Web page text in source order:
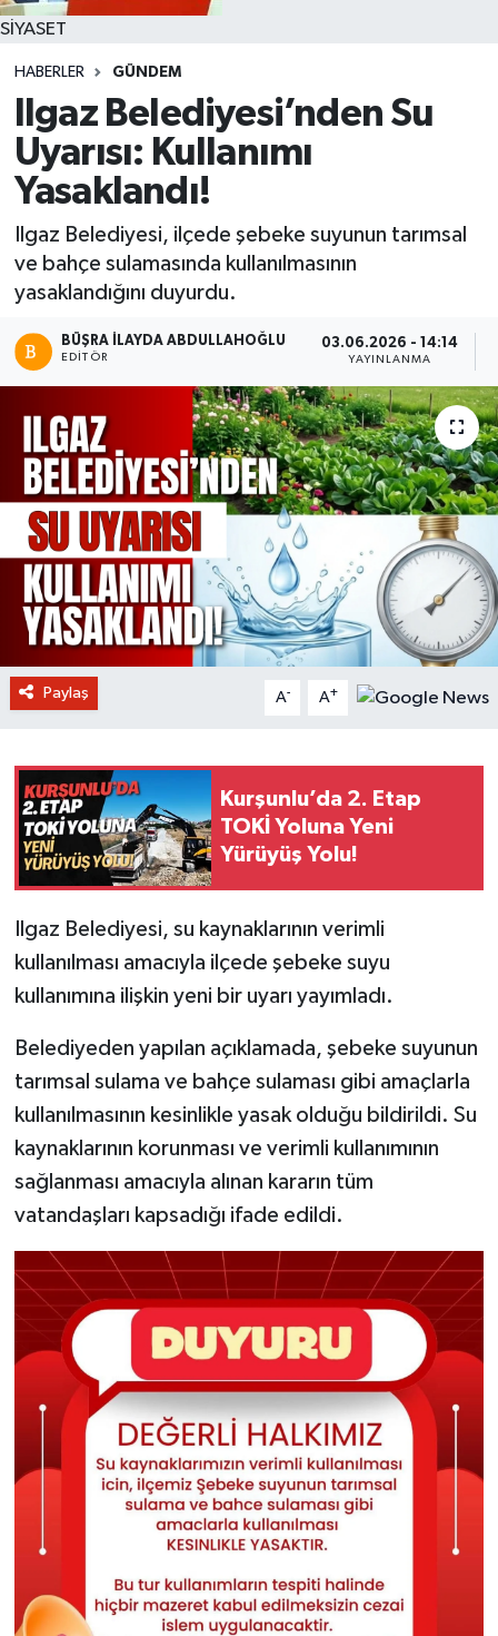
SİYASET
HABERLER GÜNDEM
Ilgaz Belediyesi’nden Su
Uyarısı: Kullanımı
Yasaklandı!
Ilgaz Belediyesi, ilçede şebeke suyunun tarımsal
ve bahçe sulamasında kullanılmasının
yasaklandığını duyurdu.
BÜŞRA İLAYDA ABDULLAHOĞLU
EDITÖR
03.06.2026 - 14:14
YAYINLANMA
Paylaş A- A+
Kurşunlu’da 2. Etap
TOKİ Yoluna Yeni
Yürüyüş Yolu!
Ilgaz Belediyesi, su kaynaklarının verimli
kullanılması amacıyla ilçede şebeke suyu
kullanımına ilişkin yeni bir uyarı yayımladı.
Belediyeden yapılan açıklamada, şebeke suyunun
tarımsal sulama ve bahçe sulaması gibi amaçlarla
kullanılmasının kesinlikle yasak olduğu bildirildi. Su
kaynaklarının korunması ve verimli kullanımının
sağlanması amacıyla alınan kararın tüm
vatandaşları kapsadığı ifade edildi.